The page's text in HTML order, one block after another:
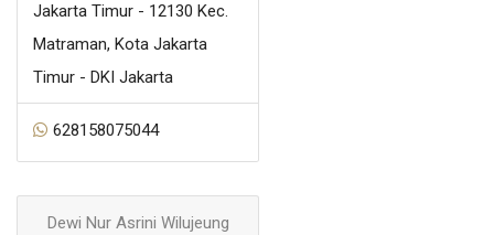
Jakarta Timur - 12130 Kec.
Matraman, Kota Jakarta
Timur - DKI Jakarta
628158075044
Dewi Nur Asrini Wilujeung